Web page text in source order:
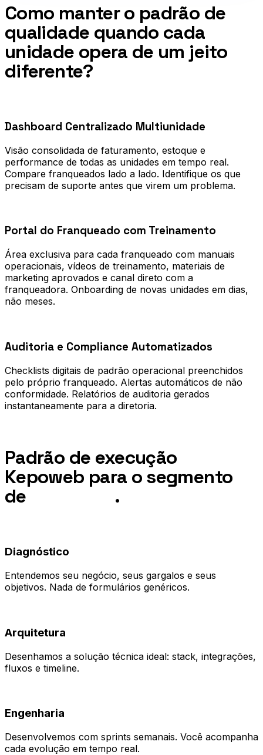
Como manter o padrão de
qualidade quando cada
unidade opera de um jeito
diferente?
Dashboard Centralizado Multiunidade
Visão consolidada de faturamento, estoque e
performance de todas as unidades em tempo real.
Compare franqueados lado a lado. Identifique os que
precisam de suporte antes que virem um problema.
Portal do Franqueado com Treinamento
Área exclusiva para cada franqueado com manuais
operacionais, vídeos de treinamento, materiais de
marketing aprovados e canal direto com a
franqueadora. Onboarding de novas unidades em dias,
não meses.
Auditoria e Compliance Automatizados
Checklists digitais de padrão operacional preenchidos
pelo próprio franqueado. Alertas automáticos de não
conformidade. Relatórios de auditoria gerados
instantaneamente para a diretoria.
Padrão de execução
Kepoweb para o segmento
de
.
Diagnóstico
Entendemos seu negócio, seus gargalos e seus
objetivos. Nada de formulários genéricos.
Arquitetura
Desenhamos a solução técnica ideal: stack, integrações,
fluxos e timeline.
Engenharia
Desenvolvemos com sprints semanais. Você acompanha
cada evolução em tempo real.